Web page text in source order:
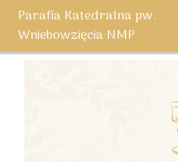
Parafia Katedralna pw.
Wniebowzięcia NMP